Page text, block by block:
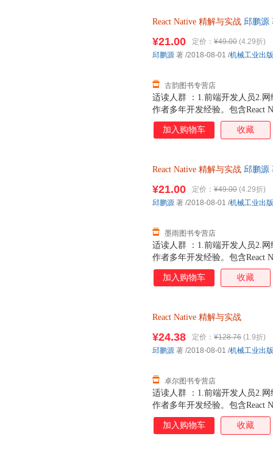
React Native 精解与实战 邱鹏源
适读人群 ：1.前端开发人员2.
作者多年开发经验。包含React
合开发案例，精选了大量实例
¥21.00 定价： ¥49.00 (4.29折)
古韵图书专营店
邱鹏源 著 /2018-08-01 /机械工业出
加入购物车 收藏
React Native 精解与实战 邱鹏源
适读人群 ：1.前端开发人员2.
作者多年开发经验。包含React
合开发案例，精选了大量实例
¥21.00 定价： ¥49.00 (4.29折)
墨雨图书专营店
邱鹏源 著 /2018-08-01 /机械工业出
加入购物车 收藏
React Native 精解与实战
适读人群 ：1.前端开发人员2.
作者多年开发经验。包含React
合开发案例，精选了大量实例
¥24.38 定价： ¥128.76 (1.9折)
卓尔图书专营店
邱鹏源 著 /2018-08-01 /机械工业出
加入购物车 收藏